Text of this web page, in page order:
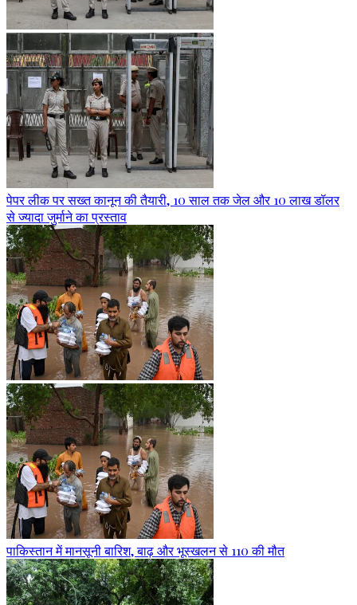
पेपर लीक पर सख्त कानून की तैयारी, 10 साल तक जेल और 10 लाख डॉलर
से ज्यादा जुर्माने का प्रस्ताव
पाकिस्तान में मानसूनी बारिश, बाढ़ और भूस्खलन से 110 की मौत